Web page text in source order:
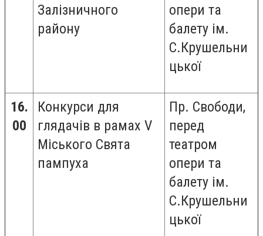
Залізничного
району
опери та
балету ім.
С.Крушельни
цької
16.
00
Конкурси для
глядачів в рамах V
Міського Свята
пампуха
Пр. Свободи,
перед
театром
опери та
балету ім.
С.Крушельни
цької